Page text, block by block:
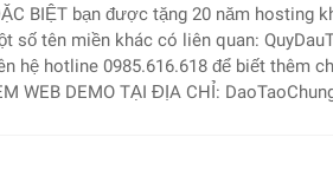
BIỆT bạn được tặng 20 năm hosting
số tên miền khác có liên quan:
hệ hotline 0985.616.618 để biết thêm
WEB DEMO TẠI ĐỊA CHỈ: